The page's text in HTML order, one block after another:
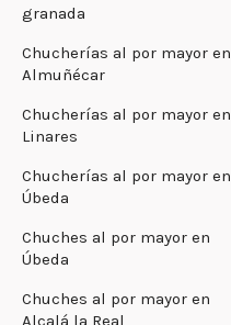
granada
Chucherías al por mayor en
Almuñécar
Chucherías al por mayor en
Linares
Chucherías al por mayor en
Úbeda
Chuches al por mayor en
Úbeda
Chuches al por mayor en
Alcalá la Real